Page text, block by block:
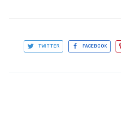
TWITTER FACEBOOK